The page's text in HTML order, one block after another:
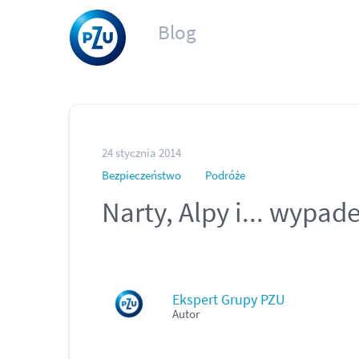
Blog
24 stycznia 2014
Bezpieczeństwo
Podróże
Narty, Alpy i...
Ekspert Grupy PZU
Autor